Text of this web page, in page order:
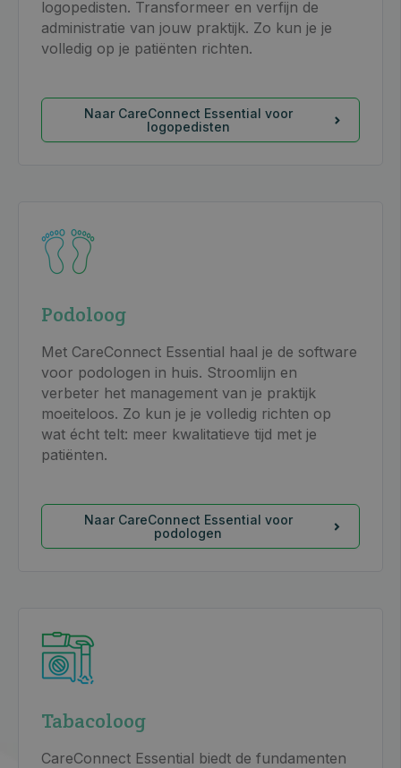
logopedisten. Transformeer en verfijn de
administratie van jouw praktijk. Zo kun je je
volledig op je patiënten richten.
Naar CareConnect Essential voor
logopedisten
Podoloog
Met CareConnect Essential haal je de software
voor podologen in huis. Stroomlijn en
verbeter het management van je praktijk
moeiteloos. Zo kun je je volledig richten op
wat écht telt: meer kwalitatieve tijd met je
patiënten.
Naar CareConnect Essential voor
podologen
Tabacoloog
CareConnect Essential biedt de fundamenten